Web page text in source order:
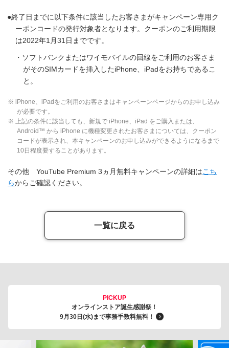
終了日までに以下条件に該当したお客さまがキャンペーン専用ク
ーポンコードの発行対象者となります。クーポンのご利用期限
は2022年1月31日までです。
ソフトバンクまたはワイモバイルの回線をご利用のお客さま
がそのSIMカードを挿入したiPhone、iPadをお持ちであるこ
と。
※ iPhone、iPadをご利用のお客さまはキャンペーンページからのお申し込み
が必要です。
※ 上記の条件に該当しても、新規で iPhone、iPad をご購入または、
Android™ から iPhone に機種変更されたお客さまについては、クーポン
コードが表示され、本キャンペーンのお申し込みができるようになるまで
10日程度要することがあります。
その他 YouTube Premium 3ヵ月無料キャンペーンの詳細はこち
らからご確認ください。
一覧に戻る
PICKUP
オンラインストア誕生感謝祭！
9月30日(水)まで事務手数料無料！